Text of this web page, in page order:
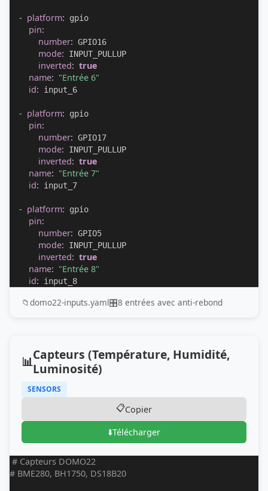
- platform: gpio
pin:
number: GPIO16
mode: INPUT_PULLUP
inverted: true
name: "Entrée 6"
id: input_6
- platform: gpio
pin:
number: GPIO17
mode: INPUT_PULLUP
inverted: true
name: "Entrée 7"
id: input_7
- platform: gpio
pin:
number: GPIO5
mode: INPUT_PULLUP
inverted: true
name: "Entrée 8"
id: input_8
📁domo22-inputs.yaml🎛️8 entrées avec anti-rebond
📊Capteurs (Température, Humidité,
Luminosité)
SENSORS
📋Copier
⬇️Télécharger
# Capteurs DOMO22
# BME280, BH1750, DS18B20